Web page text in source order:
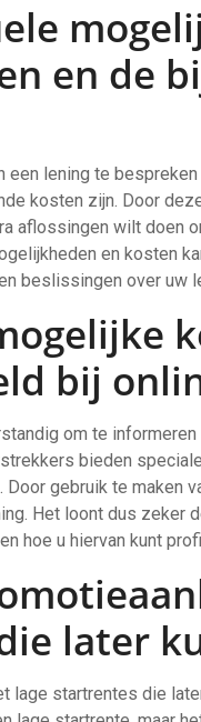
en de
lening te
kosten zijn. Door
aflossingen wilt doen
en kosten
beslissingen over uw
bij
om te
bieden
gebruik te maken
Het loont dus zeker
hoe u hiervan kunt
later
lage startrentes die